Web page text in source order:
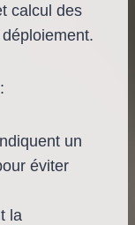
calcul des
un
éviter
la